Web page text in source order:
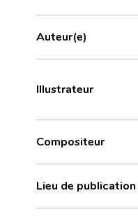
Auteur(e)
Illustrateur
Compositeur
Lieu de publication